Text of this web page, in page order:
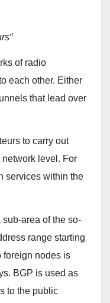
of radio
each other. Either
that lead over
to carry out
level. For
services within the
area of ​​the so-
range starting
foreign nodes is
BGP is used as
to the public